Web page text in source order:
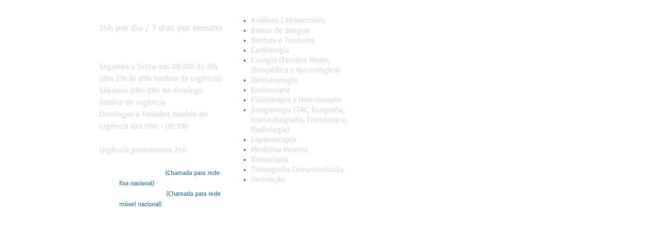
24h por dia / 7 dias por semana
Segunda a Sexta das 08:30h às 21h
(das 21h às 09h horário de urgência)
Sábados 09h-09h de domingo
horário de urgência
Domingos e Feriados horário de
urgência das 09h - 08:30h
Urgência permanente 24h
(Chamada para rede
fixa nacional)
(Chamada para rede
móvel nacional)
Análises Laboratoriais
Banco de Sangue
Banhos e Tosquias
Cardiologia
Cirurgia (Tecidos Moles,
Ortopédica e Neurológica)
Dermatologia
Endoscopia
Fisioterapia e Hidroterapia
Imagiologia (TAC, Ecografia,
Ecocardiografia, Endoscopia,
Radiologia)
Laparoscopia
Medicina Interna
Rinoscopia
Tomografia Computorizada
Vacinação